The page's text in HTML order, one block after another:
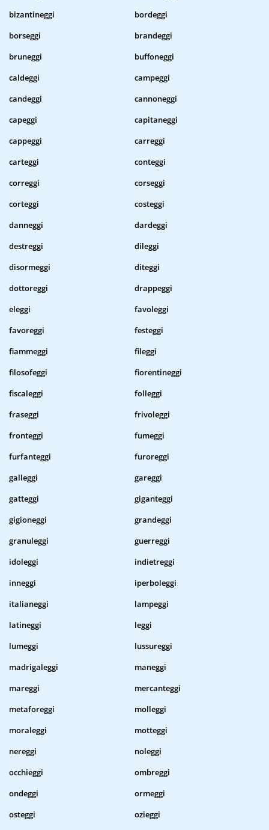
bizantineggi
bordeggi
borseggi
brandeggi
bruneggi
buffoneggi
caldeggi
campeggi
candeggi
cannoneggi
capeggi
capitaneggi
cappeggi
carreggi
carteggi
conteggi
correggi
corseggi
corteggi
costeggi
danneggi
dardeggi
destreggi
dileggi
disormeggi
diteggi
dottoreggi
drappeggi
eleggi
favoleggi
favoreggi
festeggi
fiammeggi
fileggi
filosofeggi
fiorentineggi
fiscaleggi
folleggi
fraseggi
frivoleggi
fronteggi
fumeggi
furfanteggi
furoreggi
galleggi
gareggi
gatteggi
giganteggi
gigioneggi
grandeggi
granuleggi
guerreggi
idoleggi
indietreggi
inneggi
iperboleggi
italianeggi
lampeggi
latineggi
leggi
lumeggi
lussureggi
madrigaleggi
maneggi
mareggi
mercanteggi
metaforeggi
molleggi
moraleggi
motteggi
nereggi
noleggi
occhieggi
ombreggi
ondeggi
ormeggi
osteggi
ozieggi